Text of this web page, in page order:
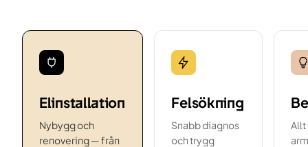
Elinstallation
Nybygg och
renovering — från
Felsökning
Snabb diagnos
och trygg
Allt